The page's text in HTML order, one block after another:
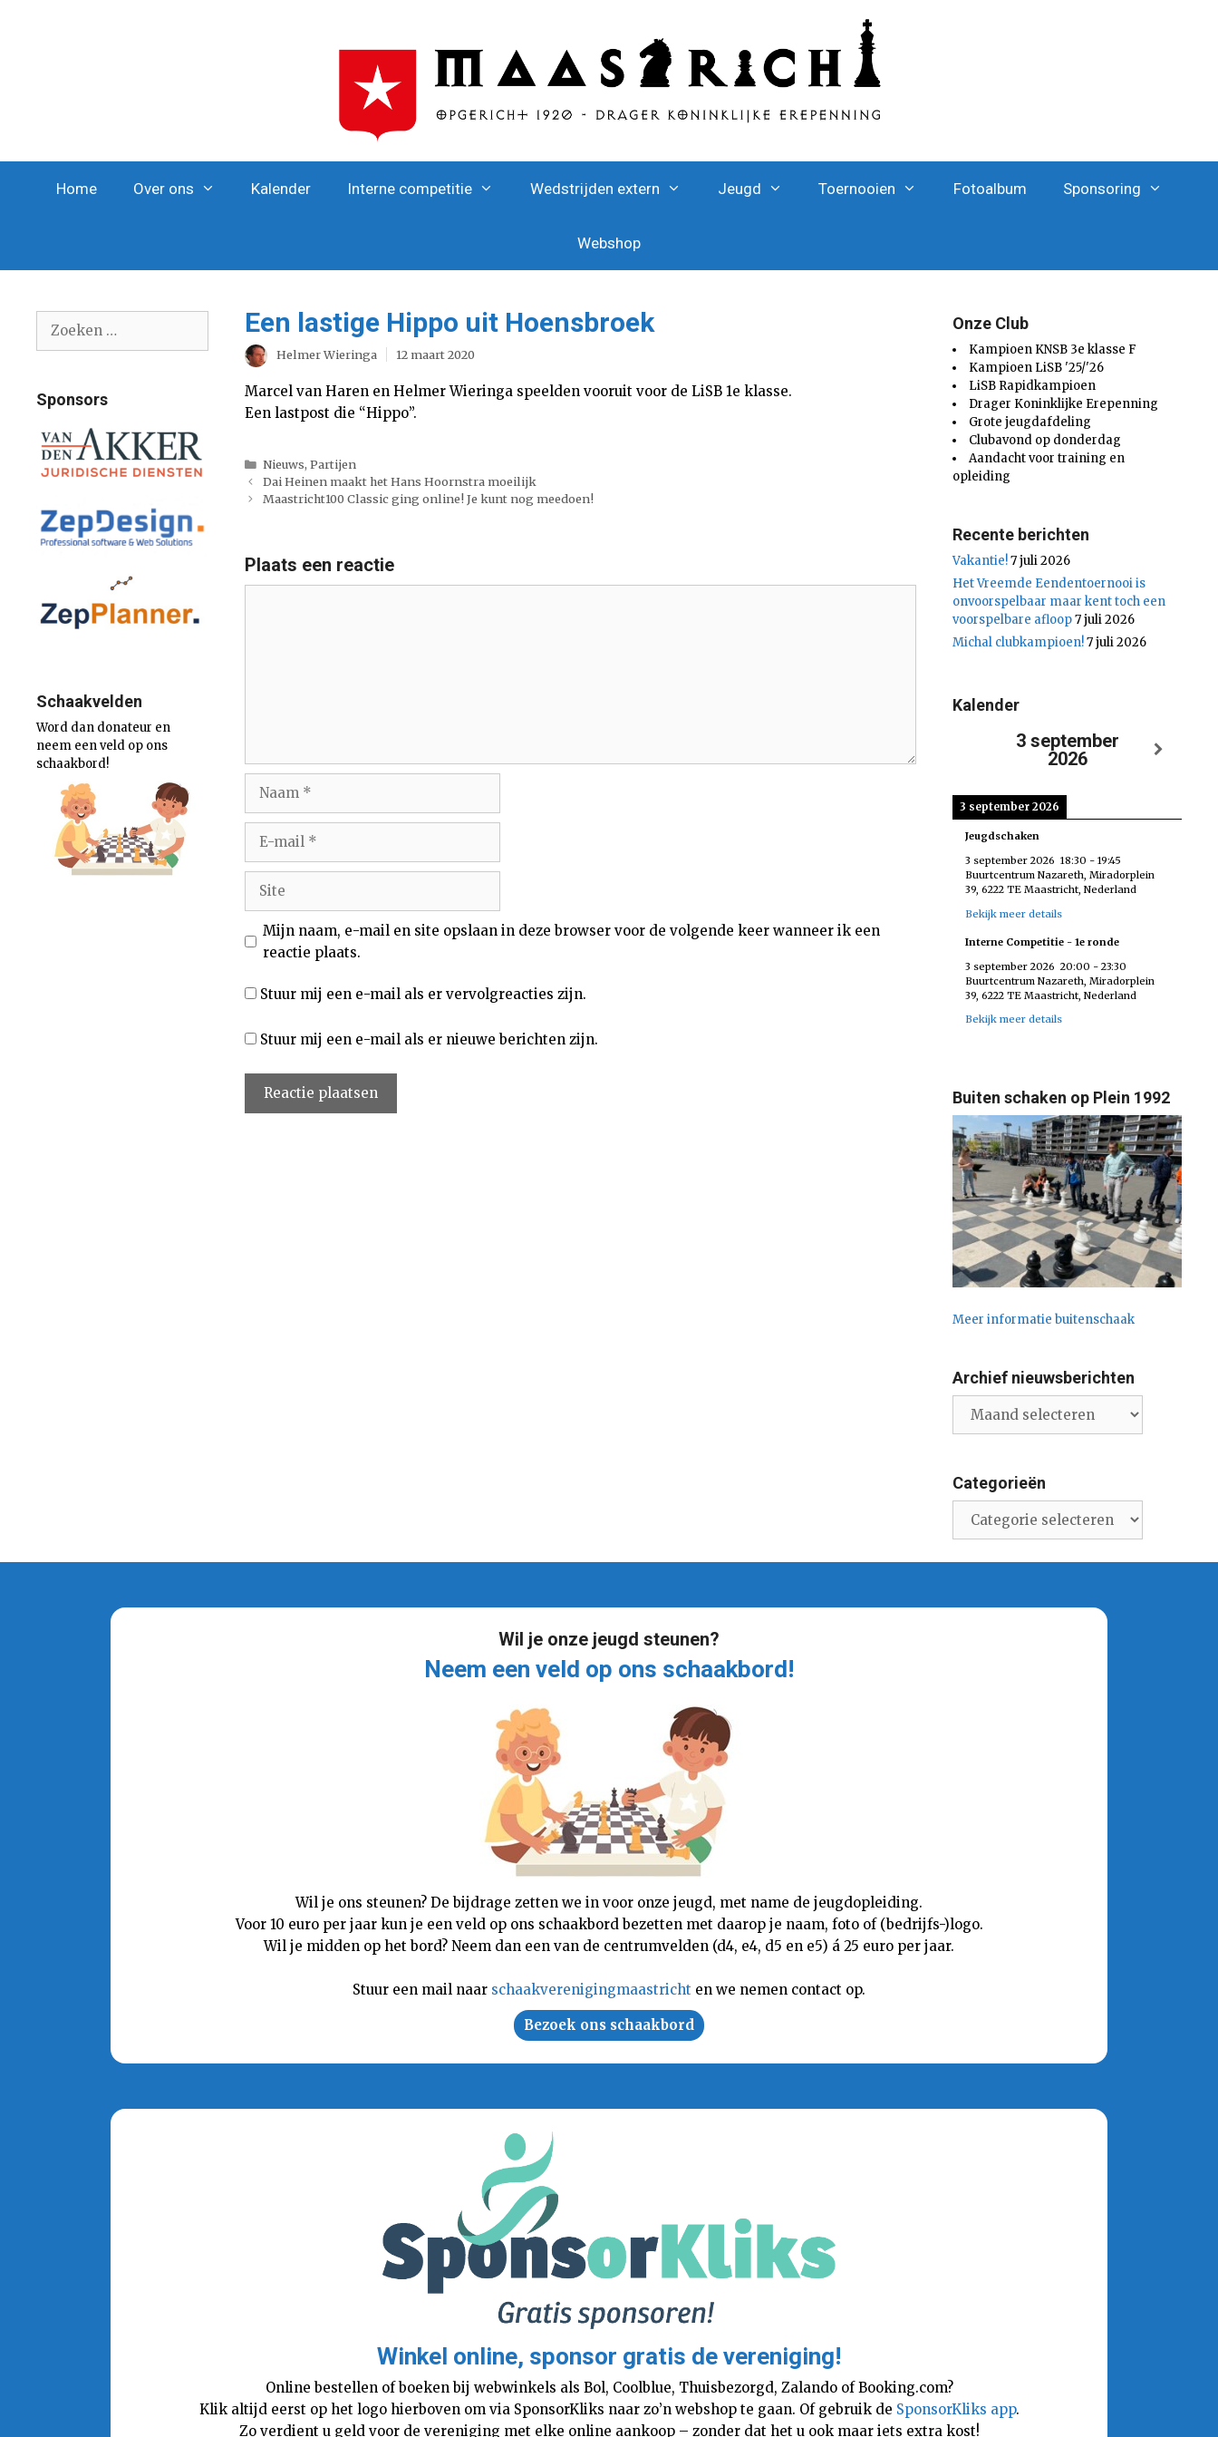
Home Over ons Kalender Interne competitie Wedstrijden extern Jeugd Toernooien Fotoalbum Sponsoring
Webshop
Een lastige Hippo uit Hoensbroek
Helmer Wieringa 12 maart 2020
Marcel van Haren en Helmer Wieringa speelden vooruit voor de LiSB 1e klasse.
Een lastpost die “Hippo”.
Categorieën
Nieuws,Partijen
Dai Heinen maakt het Hans Hoornstra moeilijk
Maastricht100 Classic ging online! Je kunt nog meedoen!
Plaats een reactie
Naam
Site
Mijn naam, e-mail en site opslaan in deze browser voor de volgende keer wanneer ik een
reactie plaats.
Stuur mij een e-mail als er vervolgreacties zijn.
Stuur mij een e-mail als er nieuwe berichten zijn.
naar:
Sponsors
Schaakvelden
Word dan donateur en
neem een veld op ons
schaakbord!
Onze Club
Kampioen KNSB 3e klasse F
Kampioen LiSB '25/'26
LiSB Rapidkampioen
Drager Koninklijke Erepenning
Grote jeugdafdeling
Clubavond op donderdag
Aandacht voor training en
opleiding
Recente berichten
Vakantie!7 juli 2026
Het Vreemde Eendentoernooi is
onvoorspelbaar maar kent toch een
voorspelbare afloop7 juli 2026
Michal clubkampioen!7 juli 2026
Kalender
3 september
2026
3 september 2026
Jeugdschaken
3 september 2026 18:30 -19:45
Buurtcentrum Nazareth, Miradorplein
39, 6222 TE Maastricht, Nederland
Bekijk meer details
Interne Competitie - 1e ronde
3 september 2026 20:00 -23:30
Buurtcentrum Nazareth, Miradorplein
39, 6222 TE Maastricht, Nederland
Bekijk meer details
Buiten schaken op Plein 1992
Meer informatie buitenschaak
Archief nieuwsberichten
nieuwsberichten
Categorieën
Wil je onze jeugd steunen?
Neem een veld op ons schaakbord!
Wil je ons steunen? De bijdrage zetten we in voor onze jeugd, met name de jeugdopleiding.
Voor 10 euro per jaar kun je een veld op ons schaakbord bezetten met daarop je naam, foto of (bedrijfs-)logo.
Wil je midden op het bord? Neem dan een van de centrumvelden (d4, e4, d5 en e5) á 25 euro per jaar.
Stuur een mail naar schaakverenigingmaastricht en we nemen contact op.
Bezoek ons schaakbord
Winkel online, sponsor gratis de vereniging!
Online bestellen of boeken bij webwinkels als Bol, Coolblue, Thuisbezorgd, Zalando of Booking.com?
Klik altijd eerst op het logo hierboven om via SponsorKliks naar zo’n webshop te gaan. Of gebruik de SponsorKliks app.
Zo verdient u geld voor de vereniging met elke online aankoop – zonder dat het u ook maar iets extra kost!